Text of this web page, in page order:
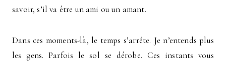
savoir, s’il va être un ami ou un amant.
Dans ces moments-là, le temps s’arrête. Je n’entends plus
les gens. Parfois le sol se dérobe. Ces instants vous